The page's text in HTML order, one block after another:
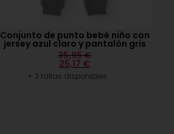
Conjunto de punto bebé niño con
jersey azul claro y pantalón gris
35,95€
25,17 €
+ 3 tallas disponibles